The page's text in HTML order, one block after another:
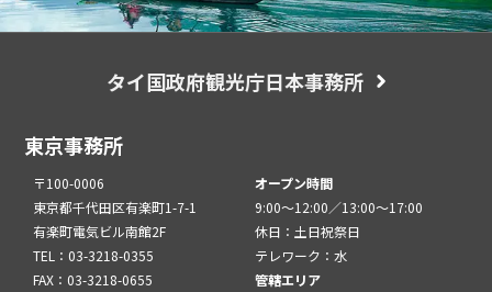
タイ国政府観光庁日本事務所
東京事務所
〒100-0006
東京都千代田区有楽町1-7-1
有楽町電気ビル南館2F
TEL：03-3218-0355
FAX：03-3218-0655
オープン時間
9:00～12:00／13:00～17:00
休日：土日祝祭日
テレワーク：水
管轄エリア